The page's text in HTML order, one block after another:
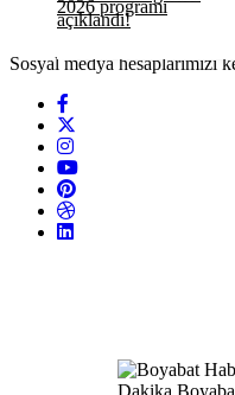
Sosyal medya hesaplarımızı